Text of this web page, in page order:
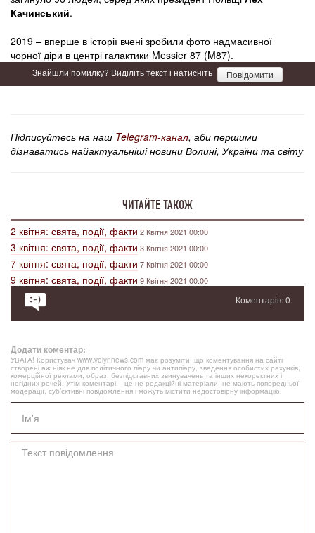
Качинський.
2019 – вперше в історії вчені зробили фото надмасивної
чорної діри в центрі галактики Messier 87 (M87).
Знайшли помилку? Виділіть текст і натисніть Повідомити
Підписуйтесь на наш Telegram-канал, аби першими
дізнаватись найактуальніші новини Волині, України та світу
ЧИТАЙТЕ ТАКОЖ
2 квітня: свята, події, факти 2 Квітня 2021 00:00
3 квітня: свята, події, факти 3 Квітня 2021 00:00
7 квітня: свята, події, факти 7 Квітня 2021 00:00
9 квітня: свята, події, факти 9 Квітня 2021 00:00
Коментарів: 0
Додати коментар:
УВАГА! Користувач www.volynnews.com має розуміти, що коментування на сайті
створені аж ніяк не для політичного піару чи антипіару, зведення особистих рахунків,
комерційної реклами, образ, безпідставних звинувачень та інших некоректних і
негідних речей. Утім коментарі – це не редакційні матеріали, не мають попередньої
модерації, суб’єктивні повідомлення і можуть містити недостовірну інформацію.